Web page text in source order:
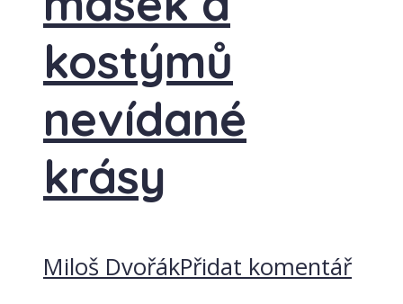
kostýmů
nevídané
krásy
Miloš DvořákPřidat komentář